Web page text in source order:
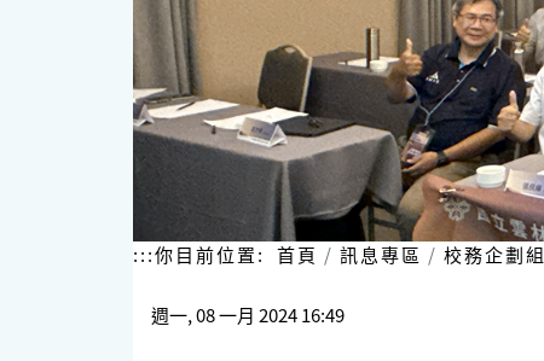
:::你目前位置: 首頁 訊息專區 校務企劃組
週一, 08 一月 2024 16:49